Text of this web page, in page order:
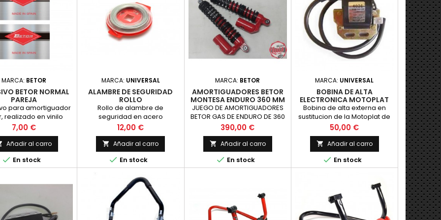
su uso en
grupos de finales de
y scooters con...
MARCA: BETOR
BETOR NORMAL
PAREJA
para amortiguador
realizado en vinilo
con impresion,
original. PRECIO POR
PAREJA
Precio
7,00 €
Añadir al carro
 En stock
MARCA: UNIVERSAL
ALAMBRE DE SEGURIDAD
ROLLO
Rollo de alambre de
seguridad en acero
inoxidable, imprescindible en
motos de competicion,
Longitud 30 metros y diametro
0.8 mm.
Precio
12,00 €
 Añadir al carro
 En stock
MARCA: BETOR
AMORTIGUADORES BETOR
MONTESA ENDURO 360 MM
JUEGO DE AMORTIGUADORES
BETOR GAS DE ENDURO DE 360
MM ENTRE CENTROS PARA
MONTESA ENDURO Y SIMILAR
Precio
390,00 €
 Añadir al carro
 En stock
MARCA: UNIVERSAL
BOBINA DE ALTA
ELECTRONICA MOTOPLAT
ADAP. DZE
Bobina de alta externa en
sustitucion de la Motoplat de
encendido electronico, valida
para aquellas motos que de
origen lleven encendido
electronico con una salida de
cable. Pese a ser diferente en
apariencia es compatible.
Precio
50,00 €
 Añadir al carro
 En stock